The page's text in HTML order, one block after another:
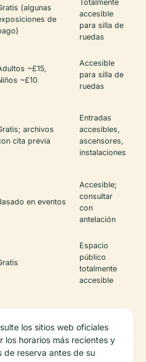
(algunas
de
Totalmente
accesible
para silla de
ruedas
~£15,
~£10
Accesible
para silla de
ruedas
archivos
cita previa
Entradas
accesibles,
ascensores,
instalaciones
en eventos
Accesible;
consultar
con
antelación
Espacio
público
totalmente
accesible
los sitios web oficiales
los horarios más recientes y
de reserva antes de su